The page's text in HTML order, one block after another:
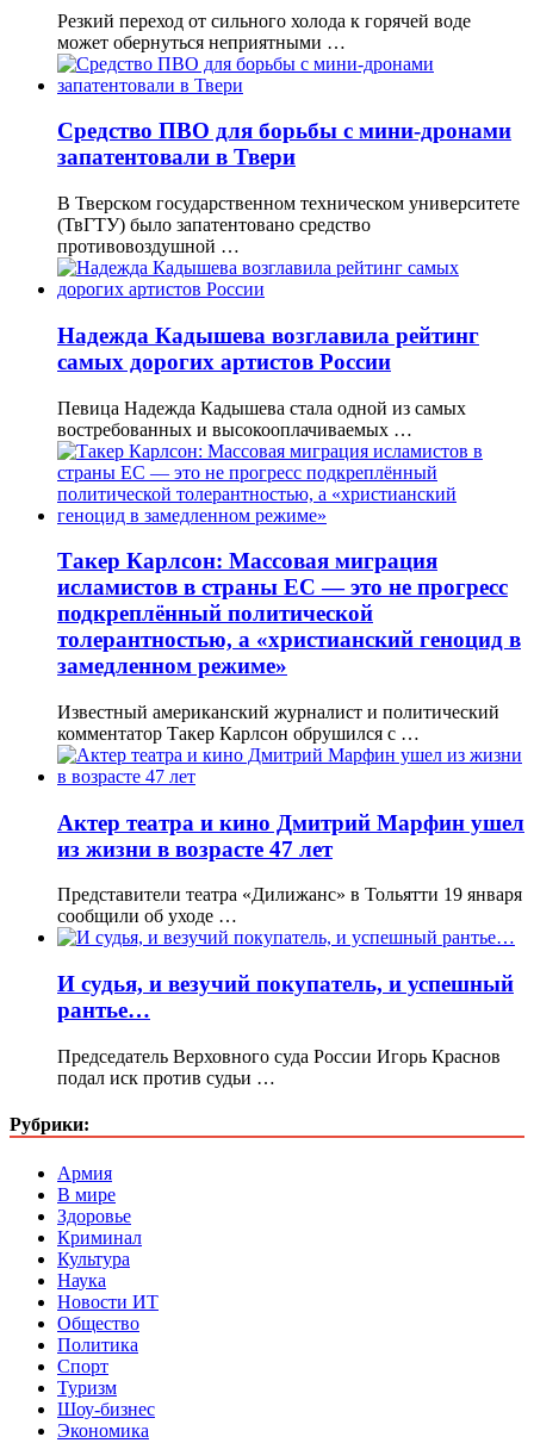
Резкий переход от сильного холода к горячей воде
может обернуться неприятными …
Cредство ПВО для борьбы с мини-дронами
запатентовали в Твери
В Тверском государственном техническом университете
(ТвГТУ) было запатентовано средство
противовоздушной …
Надежда Кадышева возглавила рейтинг
самых дорогих артистов России
Певица Надежда Кадышева стала одной из самых
востребованных и высокооплачиваемых …
Такер Карлсон: Массовая миграция
исламистов в страны ЕС — это не прогресс
подкреплённый политической
толерантностью, а «христианский геноцид в
замедленном режиме»
Известный американский журналист и политический
комментатор Такер Карлсон обрушился с …
Актер театра и кино Дмитрий Марфин ушел
из жизни в возрасте 47 лет
Представители театра «Дилижанс» в Тольятти 19 января
сообщили об уходе …
И судья, и везучий покупатель, и успешный
рантье…
Председатель Верховного суда России Игорь Краснов
подал иск против судьи …
Рубрики:
Армия
В мире
Здоровье
Криминал
Культура
Наука
Новости ИТ
Общество
Политика
Спорт
Туризм
Шоу-бизнес
Экономика